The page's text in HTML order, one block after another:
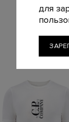
для